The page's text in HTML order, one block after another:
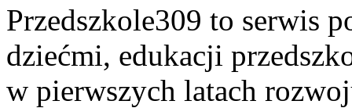
Przedszkole309 to serwis
dziećmi, edukacji
w pierwszych latach